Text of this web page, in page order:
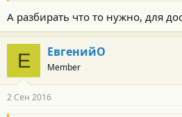
2. Стеклоподъемник водительского
громко гудеть при подъеме. Ничего
Сняли карту двери, что можно
Сказали, типа так и должно быть.
А разбирать что то нужно, для
Е ЕвгенийО
Member
2 Сен 2016